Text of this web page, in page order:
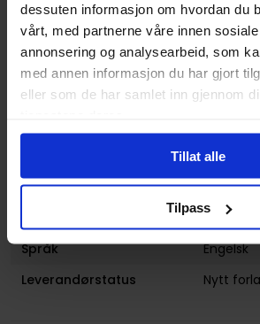
dessuten informasjon om hvordan du
vårt, med partnerne våre innen
annonsering og analysearbeid, som
med annen informasjon du har gjort
eller som de har samlet inn gjennom
Tillat alle
Tilpass
Antall Sider
112
Utgiver
Marvel
Lanseringsdato
(dd.mm.yyyy)
03.10.2012
Voksen
Illustrasjoner
1
Paperback
Språk
Engelsk
Leverandørstatus
Nytt